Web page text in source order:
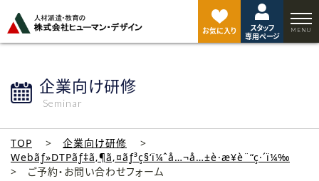
お気に入り
スタッフ
専用ページ
企業向け研修
Seminar
TOP
企業向け研修
Webãƒ»DTPãƒ‡ã‚¶ã‚¤ãƒ³ç§‘ï¼ˆå…¬å…±è·æ¥­è¨“ç·´ï¼‰
ご予約・お問い合わせフォーム
ジ
ト